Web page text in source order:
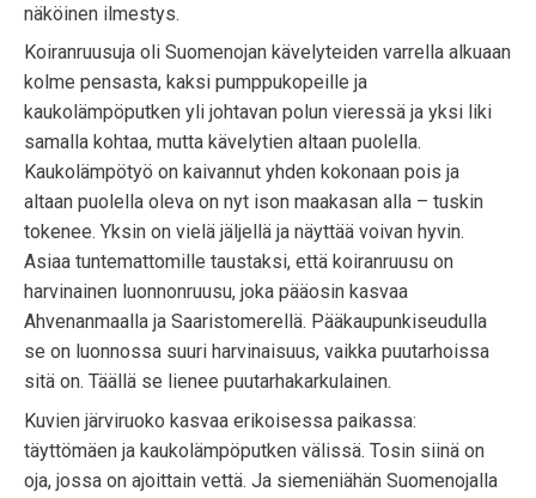
näköinen ilmestys.
Koiranruusuja oli Suomenojan kävelyteiden varrella alkuaan
kolme pensasta, kaksi pumppukopeille ja
kaukolämpöputken yli johtavan polun vieressä ja yksi liki
samalla kohtaa, mutta kävelytien altaan puolella.
Kaukolämpötyö on kaivannut yhden kokonaan pois ja
altaan puolella oleva on nyt ison maakasan alla – tuskin
tokenee. Yksin on vielä jäljellä ja näyttää voivan hyvin.
Asiaa tuntemattomille taustaksi, että koiranruusu on
harvinainen luonnonruusu, joka pääosin kasvaa
Ahvenanmaalla ja Saaristomerellä. Pääkaupunkiseudulla
se on luonnossa suuri harvinaisuus, vaikka puutarhoissa
sitä on. Täällä se lienee puutarhakarkulainen.
Kuvien järviruoko kasvaa erikoisessa paikassa:
täyttömäen ja kaukolämpöputken välissä. Tosin siinä on
oja, jossa on ajoittain vettä. Ja siemeniähän Suomenojalla